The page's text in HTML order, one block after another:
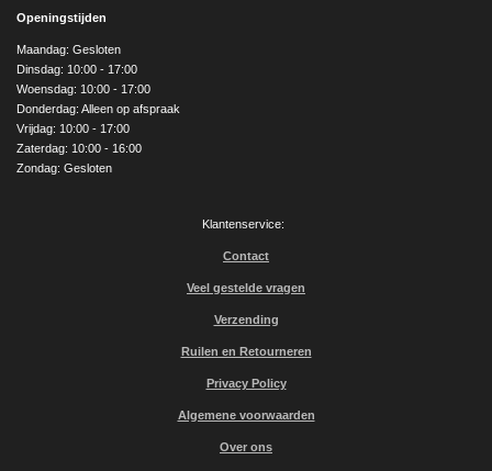
b
o
k
a
g
r
a
m
e
Openingstijden
Maandag: Gesloten
Dinsdag: 10:00 - 17:00
Woensdag: 10:00 - 17:00
Donderdag: Alleen op afspraak
Vrijdag: 10:00 - 17:00
Zaterdag: 10:00 - 16:00
Zondag: Gesloten
Klantenservice:
Contact
Veel gestelde vragen
Verzending
Ruilen en Retourneren
Privacy Policy
Algemene voorwaarden
Over ons